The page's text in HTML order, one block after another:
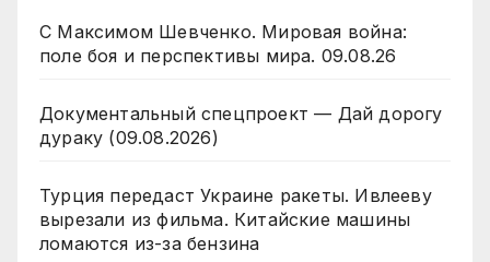
С Максимом Шевченко. Мировая война:
поле боя и перспективы мира. 09.08.26
Документальный спецпроект — Дай дорогу
дураку (09.08.2026)
Турция передаст Украине ракеты. Ивлееву
вырезали из фильма. Китайские машины
ломаются из-за бензина